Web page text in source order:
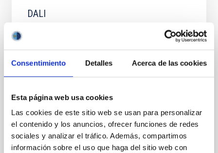
Consentimiento Detalles Acerca de las cookies
Esta página web usa cookies
Las cookies de este sitio web se usan para personalizar
el contenido y los anuncios, ofrecer funciones de redes
sociales y analizar el tráfico. Además, compartimos
información sobre el uso que haga del sitio web con
DALI
Además de ser un nuevo bosón que explica la
ausencia del momento dipolar del neutrón observado
en laboratorios relacionada con el problema de
conservación de simetría de carga-paridad en la
Javier de Miguel Hernández
En ejecución